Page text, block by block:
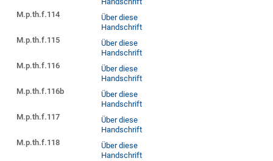
M.p.th.f.114
Über diese
Handschrift
M.p.th.f.115
Über diese
Handschrift
M.p.th.f.116
Über diese
Handschrift
M.p.th.f.116b
Über diese
Handschrift
M.p.th.f.117
Über diese
Handschrift
M.p.th.f.118
Über diese
Handschrift